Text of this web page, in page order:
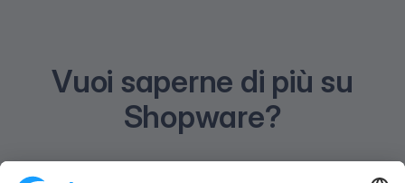
Vuoi saperne di più su
Shopware?
Non esitare a contattare il nostro team di